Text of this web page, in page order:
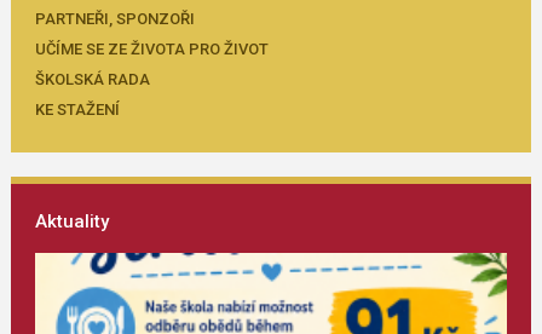
PARTNEŘI, SPONZOŘI
UČÍME SE ZE ŽIVOTA PRO ŽIVOT
ŠKOLSKÁ RADA
KE STAŽENÍ
Aktuality